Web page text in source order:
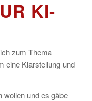
KI-
zum Thema
eine Klarstellung und
wollen und es gäbe